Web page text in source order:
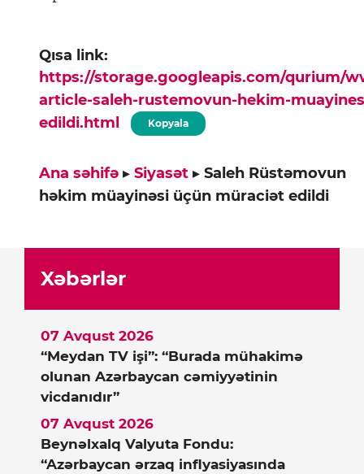
Qısa link:
https://storage.googleapis.com/qurium/
article-saleh-rustemovun-hekim-
edildi.html
Kopyala
Ana səhifə ▸ Siyasət ▸ Saleh Rüstəmovun
həkim müayinəsi üçün müraciət edildi
Xəbərlər
“Meydan TV işi”: “Burada mühakimə
olunan Azərbaycan cəmiyyətinin
vicdanıdır”
07 Avqust 2026
Beynəlxalq Valyuta Fondu:
“Azərbaycan ərzaq inflyasiyasında
07 Avqust 2026